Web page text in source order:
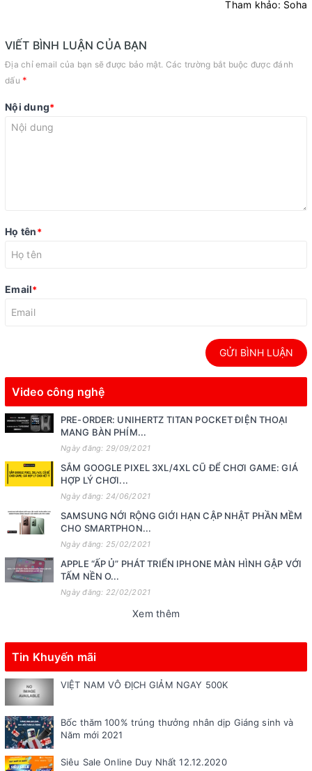
Tham khảo: Soha
VIẾT BÌNH LUẬN CỦA BẠN
Địa chỉ email của bạn sẽ được bảo mật. Các trường bắt buộc được đánh
dấu *
Nội dung*
Họ tên*
Email*
GỬI BÌNH LUẬN
Video công nghệ
PRE-ORDER: UNIHERTZ TITAN POCKET ĐIỆN THOẠI
MANG BÀN PHÍM...
Ngày đăng: 29/09/2021
SẮM GOOGLE PIXEL 3XL/4XL CŨ ĐỂ CHƠI GAME: GIÁ
HỢP LÝ CHƠI...
Ngày đăng: 24/06/2021
SAMSUNG NỚI RỘNG GIỚI HẠN CẬP NHẬT PHẦN MỀM
CHO SMARTPHON...
Ngày đăng: 25/02/2021
APPLE “ẤP Ủ” PHÁT TRIỂN IPHONE MÀN HÌNH GẬP VỚI
TẤM NỀN O...
Ngày đăng: 22/02/2021
Xem thêm
Tin Khuyến mãi
VIỆT NAM VÔ ĐỊCH GIẢM NGAY 500K
Bốc thăm 100% trúng thưởng nhân dịp Giáng sinh và
Năm mới 2021
Siêu Sale Online Duy Nhất 12.12.2020